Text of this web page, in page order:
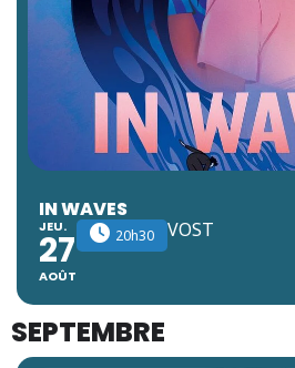
IN WAVES
JEU.
27
AOÛT
20h30 VOST
SEPTEMBRE